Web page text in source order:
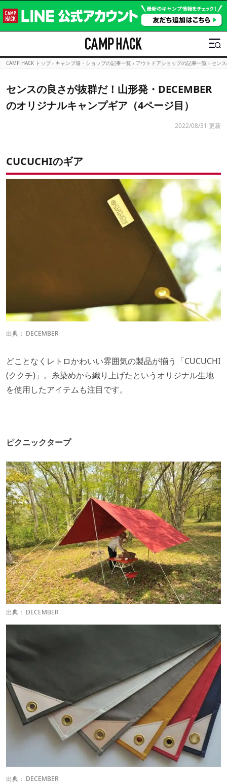
CAMP HACK トップ › キャンプ場・ショップの記事一覧 › アウトドアショップの記事一覧 › セン
センスの良さが抜群だ！山形発・DECEMBER
のオリジナルキャンプギア（4ページ目）
2022/08/31 更新
CUCUCHIのギア
出典： DECEMBER
どことなくレトロかわいい雰囲気の製品が揃う「CUCUCHI
(ククチ)」。糸染めから織り上げたというオリジナル生地
を使用したアイテムも注目です。
ピクニックタープ
出典： DECEMBER
出典： DECEMBER